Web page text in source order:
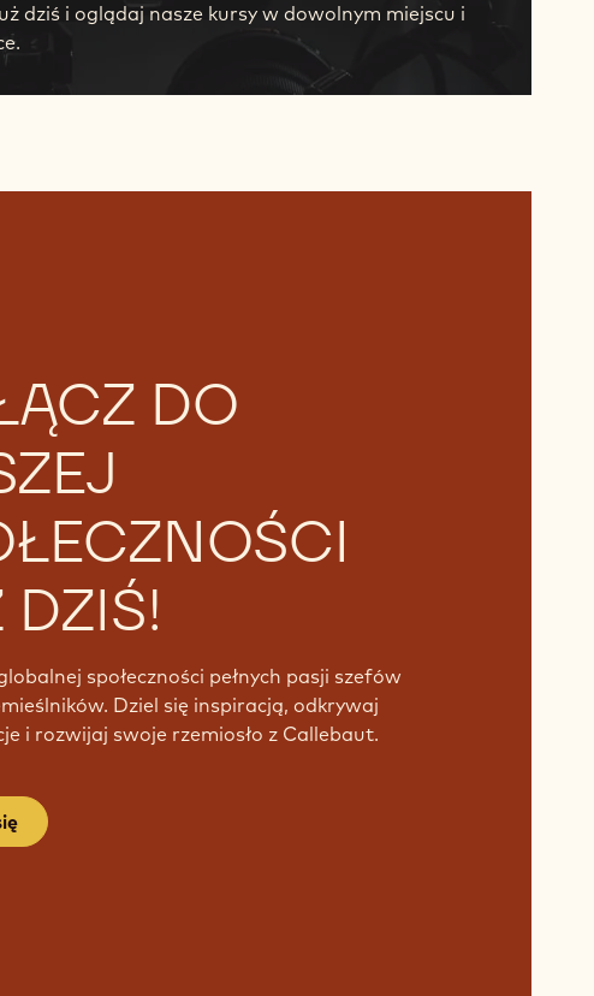
dziś i oglądaj nasze kursy w dowolnym miejscu i
DO
społeczności pełnych pasji szefów
Dziel się inspiracją, odkrywaj
i rozwijaj swoje rzemiosło z Callebaut.